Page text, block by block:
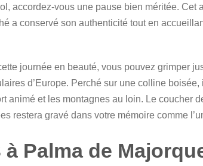
accordez-vous une pause bien méritée. Cet
a conservé son authenticité tout en
journée en beauté, vous pouvez grimper
d’Europe. Perché sur une colline
animé et les montagnes au loin. Le coucher
restera gravé dans votre mémoire comme
à Palma de